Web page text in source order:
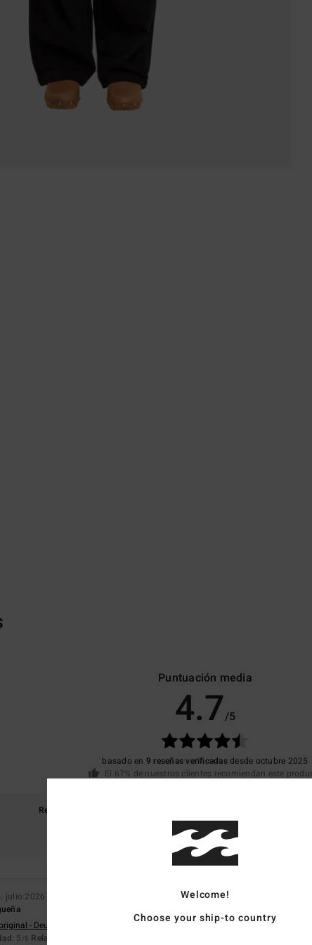
Puntuación media
4.7/5
basado en 9 reseñas verificadasdesde octubre 2025
El 67% de nuestros clientes recomiendan este
Relación calidad-precio
Demasiado pequeño
Demasiado grande
julio 2026
- Deutsch
: 5 /5 Relación calidad-precio
Welcome!
Choose your ship-to country